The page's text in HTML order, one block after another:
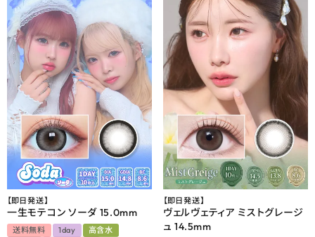
【即日発送】
一生モテコン ソーダ 15.0mm
送料無料 1day
高含水
【即日発送】
ヴェルヴェティア ミストグレージ
ュ 14.5mm